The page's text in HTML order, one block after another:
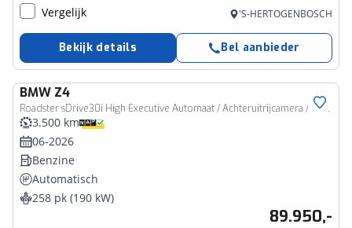
Vergelijk 'S-HERTOGENBOSCH
Bekijk details Bel aanbieder
BMW Z4
Roadster sDrive30i High Executive Automaat / Achteruitrijcamera / Comfort Access / Stuurverwarming / Adaptieve LED / Head-Up / Harman Kardon / Stoelverwarming
3.500 km
06-2026
Benzine
Automatisch
258 pk (190 kW)
89.950,-